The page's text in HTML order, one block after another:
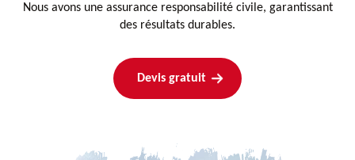
Nous avons une assurance responsabilité civile, garantissant
des résultats durables.
Devis gratuit